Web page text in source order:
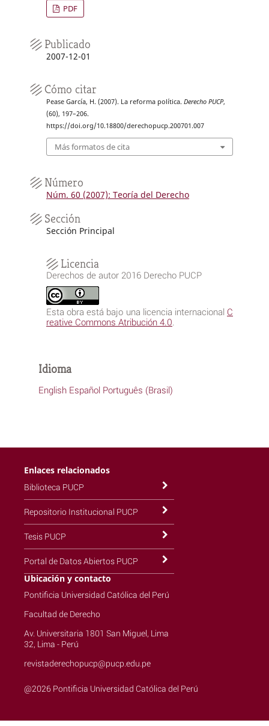
PDF
Publicado
2007-12-01
Cómo citar
Pease García, H. (2007). La reforma política. Derecho PUCP,
(60), 197–206.
https://doi.org/10.18800/derechopucp.200701.007
Más formatos de cita
Número
Núm. 60 (2007): Teoría del Derecho
Sección
Sección Principal
Licencia
Derechos de autor 2016 Derecho PUCP
Esta obra está bajo una licencia internacional C
reative Commons Atribución 4.0.
Idioma
English Español Português (Brasil)
Enlaces relacionados
Biblioteca PUCP
Repositorio Institucional PUCP
Tesis PUCP
Portal de Datos Abiertos PUCP
Ubicación y contacto
Pontificia Universidad Católica del Perú
Facultad de Derecho
Av. Universitaria 1801 San Miguel, Lima
32, Lima - Perú
revistaderechopucp@pucp.edu.pe
@2026 Pontificia Universidad Católica del Perú